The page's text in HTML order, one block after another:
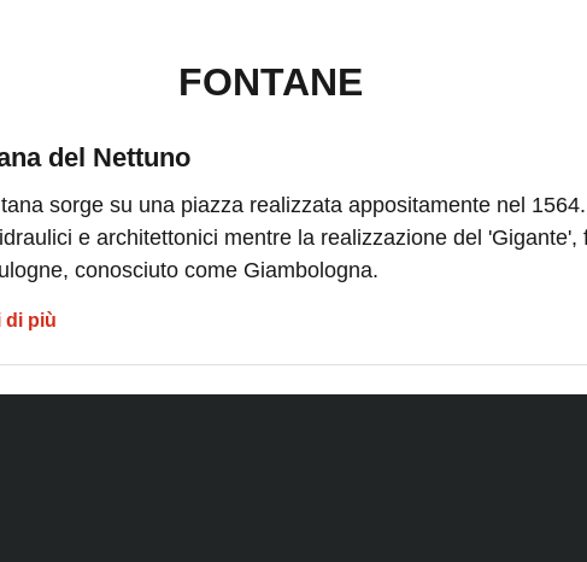
FONTANE
del Nettuno
sorge su una piazza realizzata appositamente nel
e architettonici mentre la realizzazione del
conosciuto come Giambologna.
di più